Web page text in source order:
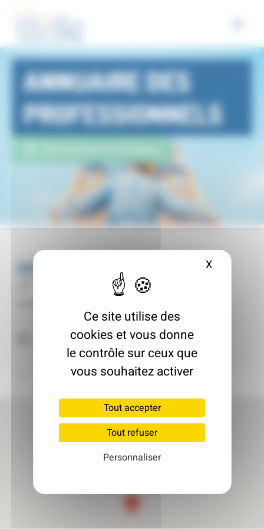
ANNUAIRE DES
PROFESSIONNELS
AAHH
67700 Saverne
Retour à l'annuaire
Ce site utilise des
cookies et vous donne
le contrôle sur ceux que
vous souhaitez activer
Tout accepter
Tout refuser
Personnaliser
XMasquer